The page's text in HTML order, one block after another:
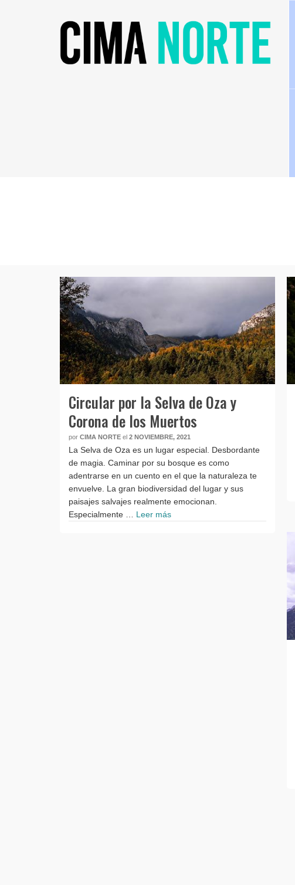
Circular por la Selva de Oza y
Corona de los Muertos
por CIMA NORTE el 2 NOVIEMBRE, 2021
La Selva de Oza es un lugar especial. Desbordante
de magia. Caminar por su bosque es como
adentrarse en un cuento en el que la naturaleza te
envuelve. La gran biodiversidad del lugar y sus
paisajes salvajes realmente emocionan.
Especialmente … Leer más